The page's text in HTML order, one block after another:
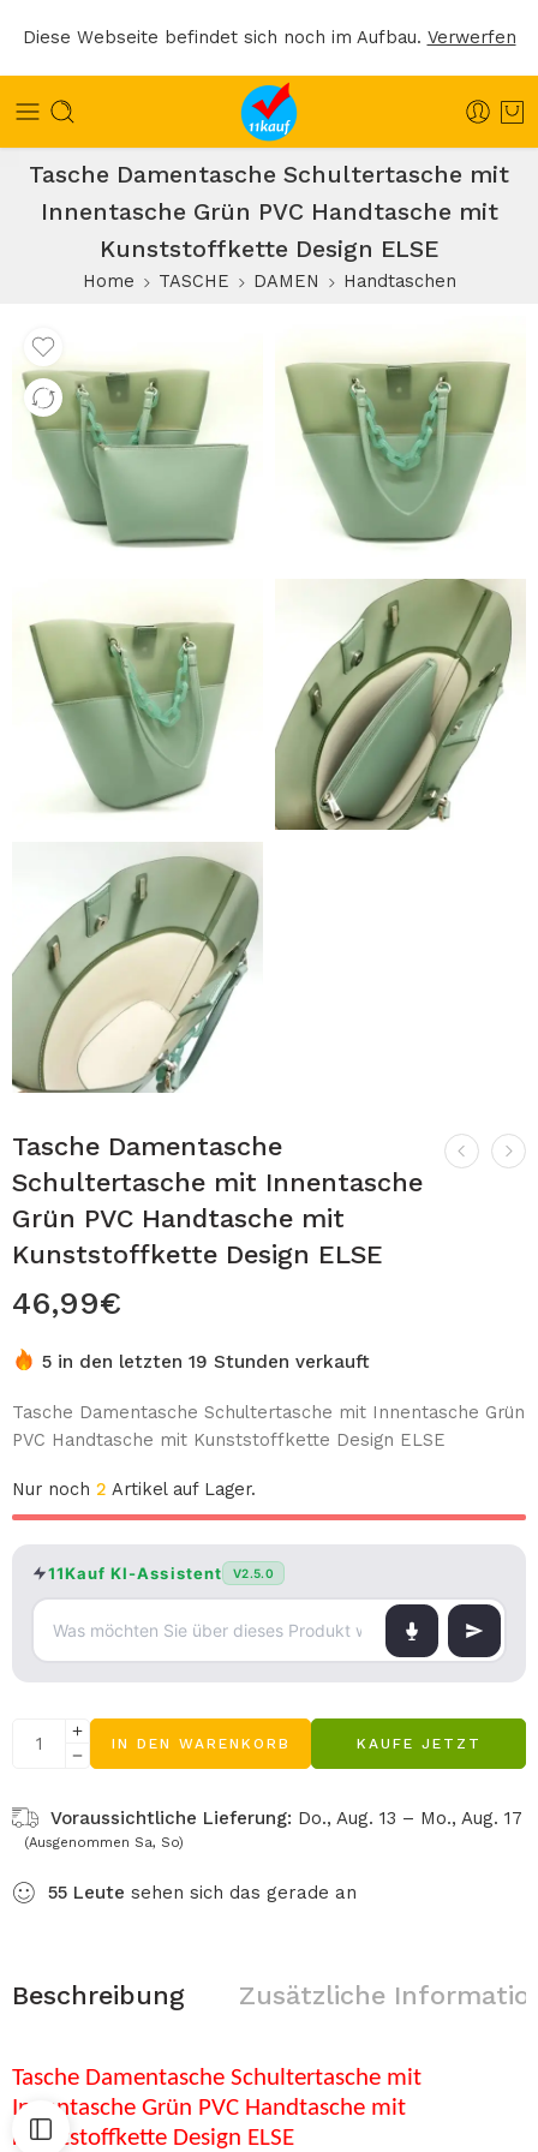
Diese Webseite befindet sich noch im Aufbau. Verwerfen
Tasche Damentasche Schultertasche mit
Innentasche Grün PVC Handtasche mit
Kunststoffkette Design ELSE
Home TASCHE DAMEN Handtaschen
Tasche Damentasche
Schultertasche mit Innentasche
Grün PVC Handtasche mit
Kunststoffkette Design ELSE
46,99€
5 in den letzten 19 Stunden verkauft
Tasche Damentasche Schultertasche mit Innentasche Grün
PVC Handtasche mit Kunststoffkette Design ELSE
Nur noch 2 Artikel auf Lager.
11Kauf KI-Assistent V2.5.0
IN DEN WARENKORB KAUFE JETZT
Voraussichtliche Lieferung: Do., Aug. 13 – Mo., Aug. 17
(Ausgenommen Sa, So)
55 Leute sehen sich das gerade an
Beschreibung Zusätzliche
Tasche Damentasche Schultertasche mit
Innentasche Grün PVC Handtasche mit
Kunststoffkette Design ELSE